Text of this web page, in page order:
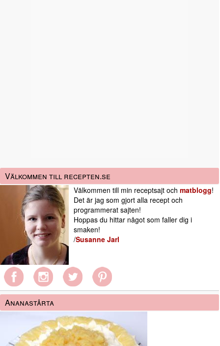
Välkommen till recepten.se
Välkommen till min receptsajt och matblogg!
Det är jag som gjort alla recept och
programmerat sajten!
Hoppas du hittar något som faller dig i
smaken!
/Susanne Jarl
Ananastårta